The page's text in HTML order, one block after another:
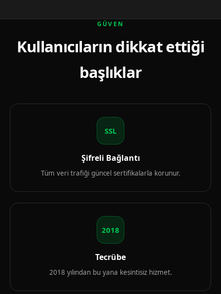
GÜVEN
Kullanıcıların dikkat ettiği
başlıklar
SSL
Şifreli Bağlantı
Tüm veri trafiği güncel sertifikalarla korunur.
2018
Tecrübe
2018 yılından bu yana kesintisiz hizmet.